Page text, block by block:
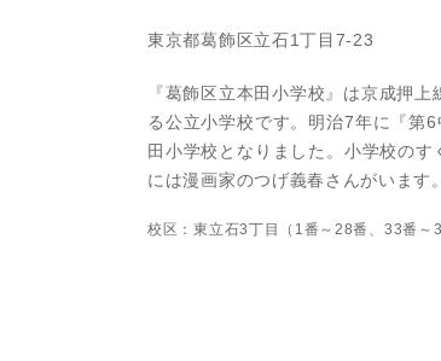
東京都葛飾区立石1丁目7-23
『葛飾区立本田小学校』は京成押
る公立小学校です。明治7年に『第
田小学校となりました。小学校の
には漫画家のつげ義春さんがいます。
校区：東立石3丁目（1番～28番、33番